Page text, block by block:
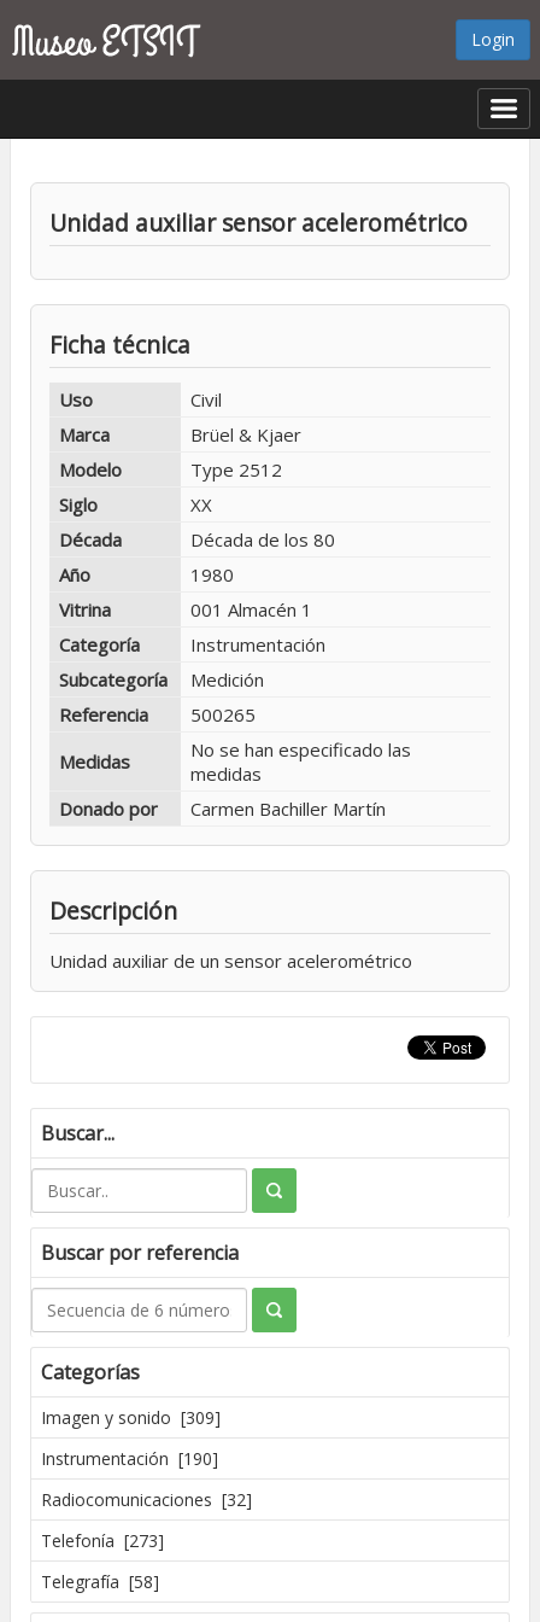
Login
Unidad auxiliar sensor acelerométrico
Ficha técnica
Uso
Civil
Marca
Brüel & Kjaer
Modelo
Type 2512
Siglo
XX
Década
Década de los 80
Año
1980
Vitrina
001 Almacén 1
Categoría
Instrumentación
Subcategoría
Medición
Referencia
500265
Medidas
No se han especificado las
medidas
Donado por
Carmen Bachiller Martín
Descripción
Unidad auxiliar de un sensor acelerométrico
Buscar...
Buscar por referencia
Categorías
Imagen y sonido [309]
Instrumentación [190]
Radiocomunicaciones [32]
Telefonía [273]
Telegrafía [58]